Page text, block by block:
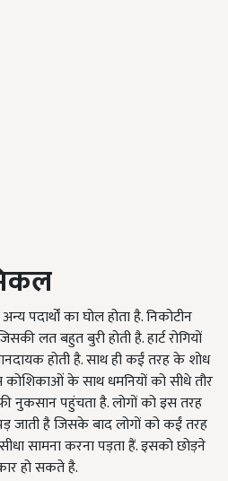
पदार्थों का घोल होता है. निकोटीन
लत बहुत बुरी होती है. हार्ट रोगियों
होती है. साथ ही कईं तरह के शोध
कोशिकाओं के साथ धमनियों को सीधे तौर
नुकसान पहुंचता है. लोगों को इस तरह
जाती है जिसके बाद लोगों को कईं तरह
सामना करना पड़ता हैं. इसको छोड़ने
हो सकते है.